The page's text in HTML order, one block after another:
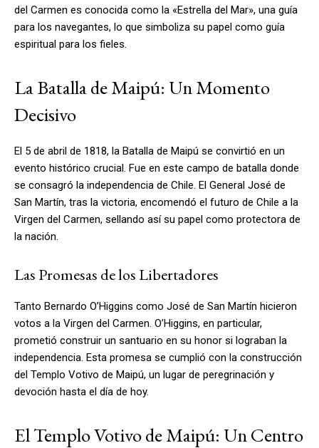
del Carmen es conocida como la «Estrella del Mar», una guía
para los navegantes, lo que simboliza su papel como guía
espiritual para los fieles.
La Batalla de Maipú: Un Momento
Decisivo
El 5 de abril de 1818, la Batalla de Maipú se convirtió en un
evento histórico crucial. Fue en este campo de batalla donde
se consagró la independencia de Chile. El General José de
San Martín, tras la victoria, encomendó el futuro de Chile a la
Virgen del Carmen, sellando así su papel como protectora de
la nación.
Las Promesas de los Libertadores
Tanto Bernardo O’Higgins como José de San Martín hicieron
votos a la Virgen del Carmen. O’Higgins, en particular,
prometió construir un santuario en su honor si lograban la
independencia. Esta promesa se cumplió con la construcción
del Templo Votivo de Maipú, un lugar de peregrinación y
devoción hasta el día de hoy.
El Templo Votivo de Maipú: Un Centro